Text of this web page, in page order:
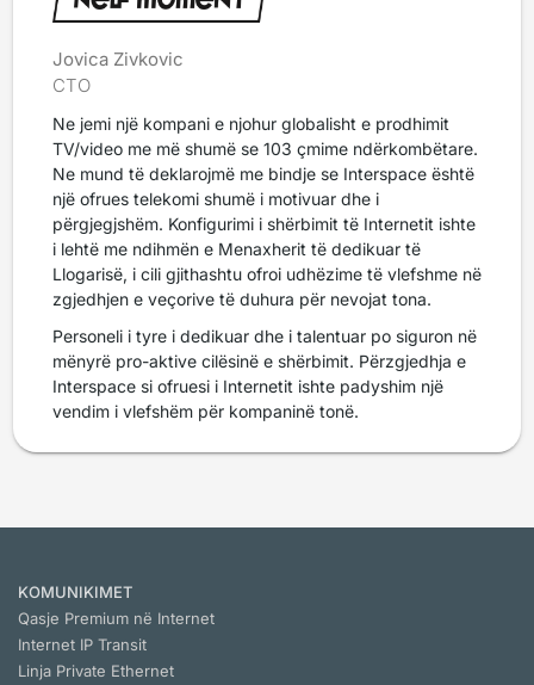
Jovica Zivkovic
CTO
Ne jemi një kompani e njohur globalisht e prodhimit
TV/video me më shumë se 103 çmime ndërkombëtare.
Ne mund të deklarojmë me bindje se Interspace është
një ofrues telekomi shumë i motivuar dhe i
përgjegjshëm. Konfigurimi i shërbimit të Internetit ishte
i lehtë me ndihmën e Menaxherit të dedikuar të
Llogarisë, i cili gjithashtu ofroi udhëzime të vlefshme në
zgjedhjen e veçorive të duhura për nevojat tona.
Personeli i tyre i dedikuar dhe i talentuar po siguron në
mënyrë pro-aktive cilësinë e shërbimit. Përzgjedhja e
Interspace si ofruesi i Internetit ishte padyshim një
vendim i vlefshëm për kompaninë tonë.
KOMUNIKIMET
Qasje Premium në Internet
Internet IP Transit
Linja Private Ethernet